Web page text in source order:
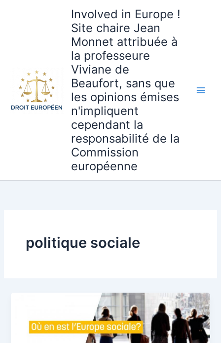
Involved in Europe !
Site chaire Jean
Monnet attribuée à
la professeure
Viviane de
Beaufort, sans que
les opinions émises
n'impliquent
cependant la
responsabilité de la
Commission
européenne
politique sociale